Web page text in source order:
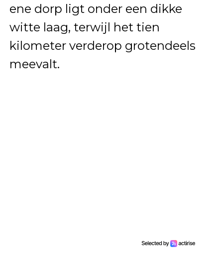
ene dorp ligt onder een dikke
witte laag, terwijl het tien
kilometer verderop grotendeels
meevalt.